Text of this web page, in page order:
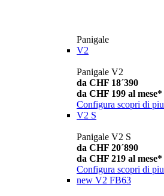
Panigale
V2
Panigale V2
da CHF 18´390
da CHF 199 al mese*
Configura scopri di piu
V2 S
Panigale V2 S
da CHF 20´890
da CHF 219 al mese*
Configura scopri di piu
new V2 FB63